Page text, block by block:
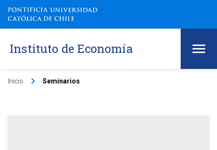
Instituto de Economía
Inicio keyboard_arrow_right Seminarios